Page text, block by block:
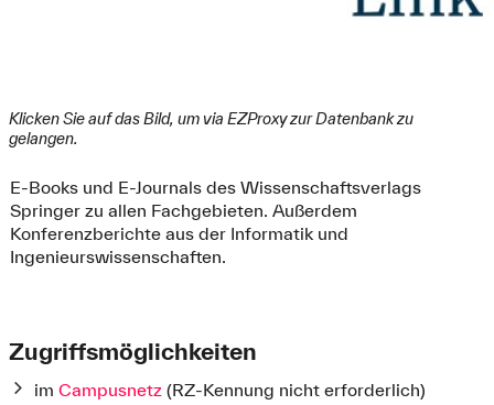
Klicken Sie auf das Bild, um via EZProxy zur Datenbank zu
gelangen.
E-Books und E-Journals des Wissenschaftsverlags
Springer zu allen Fachgebieten. Außerdem
Konferenzberichte aus der Informatik und
Ingenieurswissenschaften.
Zugriffsmöglichkeiten
im Campusnetz (RZ-Kennung nicht erforderlich)